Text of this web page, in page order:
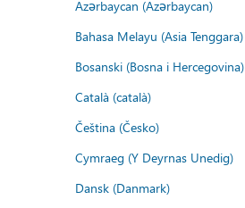
Azərbaycan (Azərbaycan)
Bahasa Melayu (Asia Tenggara)
Bosanski (Bosna i Hercegovina)
Català (català)
Čeština (Česko)
Cymraeg (Y Deyrnas Unedig)
Dansk (Danmark)